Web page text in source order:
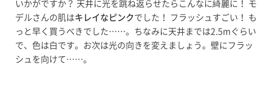
いかがですか？ 天井に光を跳ね返らせたらこんなに綺麗に！ モ
デルさんの肌はキレイなピンクでした！ フラッシュすごい！ も
っと早く買うべきでした……。ちなみに天井までは2.5mぐらい
で、色は白です。お次は光の向きを変えましょう。壁にフラッ
シュを向けて……。